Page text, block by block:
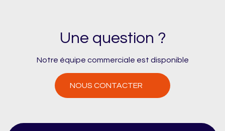
Une question ?
Notre équipe commerciale est disponible
NOUS CONTACTER